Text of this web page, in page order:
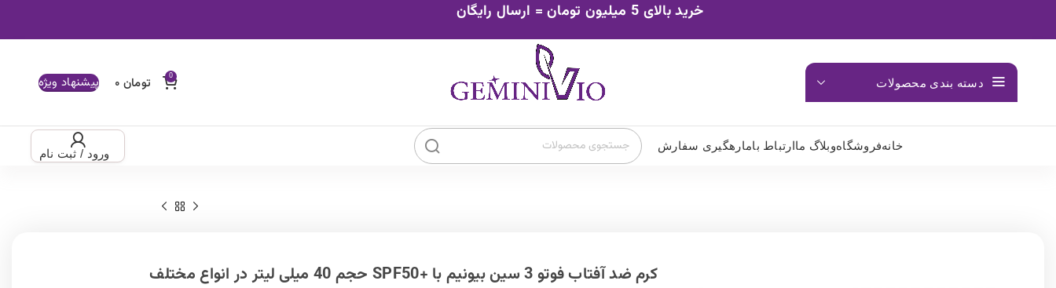
خرید بالای 5 میلیون تومان = ارسال رایگان
دسته بندی محصولات 0 ۰ تومان پیشنهاد ویژه
خانهفروشگاهوبلاگ ماارتباط بامارهگیری سفارش
ورود / ثبت نام
کرم ضد آفتاب فوتو 3 سین بیونیم با +SPF50 حجم 40 میلی لیتر در انواع مختلف